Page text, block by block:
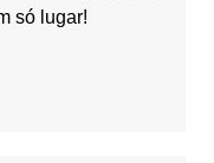
só lugar!